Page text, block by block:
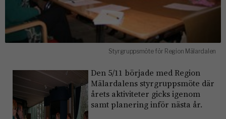
Styrgruppsmöte för Region Mälardalen
Den 5/11 började med Region
Mälardalens styrgruppsmöte där
årets aktiviteter gicks igenom
samt planering inför nästa år.